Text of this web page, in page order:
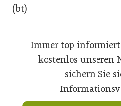
(bt)
Immer top
kostenlos unseren
sichern Sie